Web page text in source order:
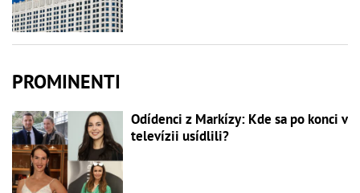
PROMINENTI
Odídenci z Markízy: Kde sa po konci v
televízii usídlili?